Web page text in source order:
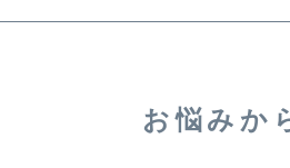
お悩みか